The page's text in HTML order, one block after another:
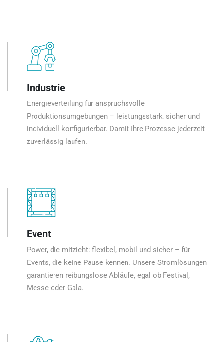
Industrie
Energieverteilung für anspruchsvolle
Produktionsumgebungen – leistungsstark, sicher und
individuell konfigurierbar. Damit Ihre Prozesse jederzeit
zuverlässig laufen.
Event
Power, die mitzieht: flexibel, mobil und sicher – für
Events, die keine Pause kennen. Unsere Stromlösungen
garantieren reibungslose Abläufe, egal ob Festival,
Messe oder Gala.